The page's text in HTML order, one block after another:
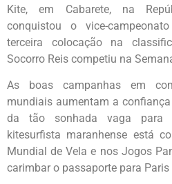
Kite, em Cabarete, na
conquistou o vice-
terceira colocação na
Socorro Reis competiu na
As boas campanhas em
mundiais aumentam a
da tão sonhada vaga para
kitesurfista maranhense está
Mundial de Vela e nos Jogos
carimbar o passaporte para Paris